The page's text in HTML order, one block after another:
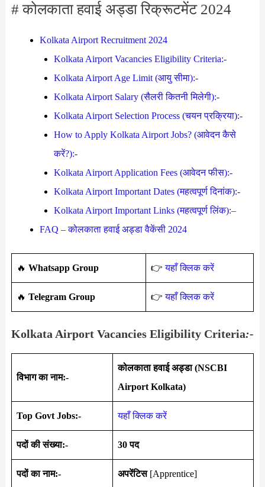
# कोलकाता हवाई अड्डा रिक्रूटमेंट 2024
Kolkata Airport Recruitment 2024
Kolkata Airport Vacancies Eligibility Criteria:-
Kolkata Airport Age Limit (आयु सीमा):-
Kolkata Airport Salary (सैलरी कितनी मिलेगी):-
Kolkata Airport Selection Process (चयन प्रक्रिया):-
How to Apply Kolkata Airport Jobs? (आवेदन कैसे
करें?):-
Kolkata Airport Application Fees (आवेदन फीस):-
Kolkata Airport Important Dates (महत्वपूर्ण दिनांक):-
Kolkata Airport Important Links (महत्वपूर्ण लिंक):–
FAQ – कोलकाता हवाई अड्डा वैकेंसी 2024
🔥 Whatsapp Group 👉यहाँ क्लिक करें
‎️‍🔥 Telegram Group 👉यहाँ क्लिक करें
Kolkata Airport Vacancies Eligibility Criteria:-
विभाग का नाम:-
कोलकाता हवाई अड्डा (NSCBI
Airport Kolkata)
Top Govt Jobs:- यहाँ क्लिक करें
पदों की संख्या:- 30 पद
पदों का नाम:- अपरेंटिस[Apprentice]